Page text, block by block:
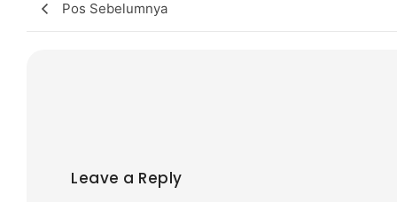
Pos Sebelumnya
Leave a Reply